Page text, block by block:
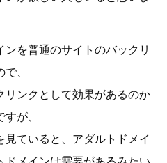
を普通のサイトのバックリ
、
リンクとして効果があるのか
が、
ていると、アダルトドメイ